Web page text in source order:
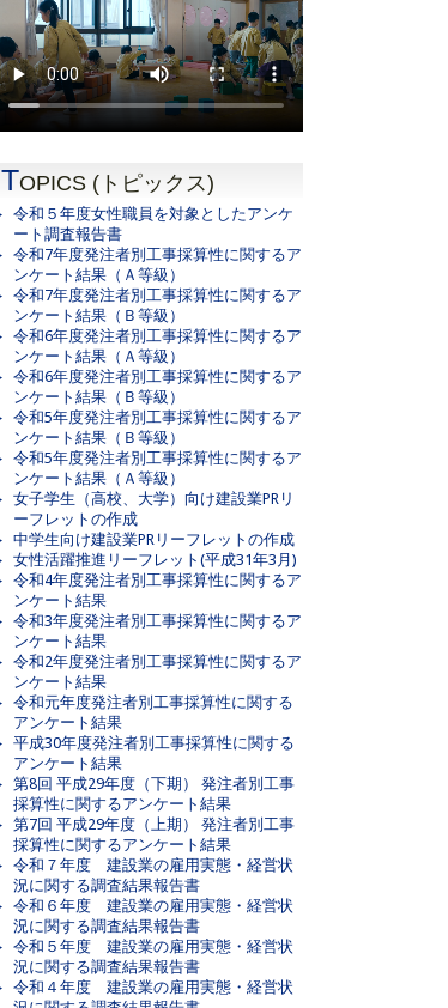
TOPICS (トピックス)
令和５年度女性職員を対象としたアンケ
ート調査報告書
令和7年度発注者別工事採算性に関するア
ンケート結果（Ａ等級）
令和7年度発注者別工事採算性に関するア
ンケート結果（Ｂ等級）
令和6年度発注者別工事採算性に関するア
ンケート結果（Ａ等級）
令和6年度発注者別工事採算性に関するア
ンケート結果（Ｂ等級）
令和5年度発注者別工事採算性に関するア
ンケート結果（Ｂ等級）
令和5年度発注者別工事採算性に関するア
ンケート結果（Ａ等級）
女子学生（高校、大学）向け建設業PRリ
ーフレットの作成
中学生向け建設業PRリーフレットの作成
女性活躍推進リーフレット(平成31年3月)
令和4年度発注者別工事採算性に関するア
ンケート結果
令和3年度発注者別工事採算性に関するア
ンケート結果
令和2年度発注者別工事採算性に関するア
ンケート結果
令和元年度発注者別工事採算性に関する
アンケート結果
平成30年度発注者別工事採算性に関する
アンケート結果
第8回 平成29年度（下期） 発注者別工事
採算性に関するアンケート結果
第7回 平成29年度（上期） 発注者別工事
採算性に関するアンケート結果
令和７年度 建設業の雇用実態・経営状
況に関する調査結果報告書
令和６年度 建設業の雇用実態・経営状
況に関する調査結果報告書
令和５年度 建設業の雇用実態・経営状
況に関する調査結果報告書
令和４年度 建設業の雇用実態・経営状